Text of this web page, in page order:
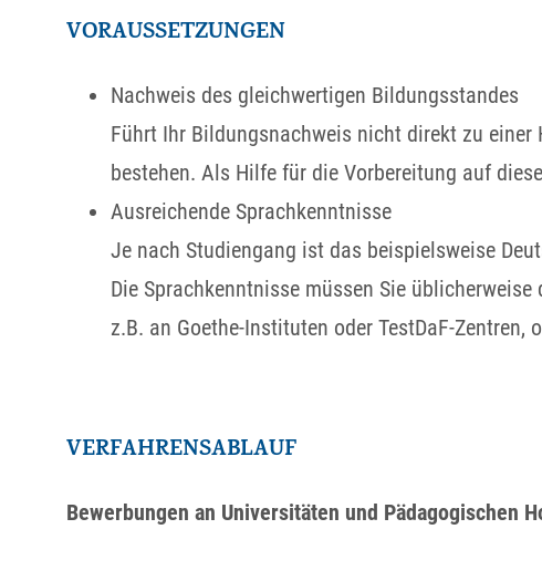
VORAUSSETZUNGEN
Nachweis des gleichwertigen Bildungsstandes
Führt Ihr Bildungsnachweis nicht direkt zu
bestehen. Als Hilfe für die Vorbereitung auf
Ausreichende Sprachkenntnisse
Je nach Studiengang ist das beispielsweise
Die Sprachkenntnisse müssen Sie
z.B. an Goethe-Instituten oder TestDaF-
VERFAHRENSABLAUF
Bewerbungen an Universitäten und Pädagogischen